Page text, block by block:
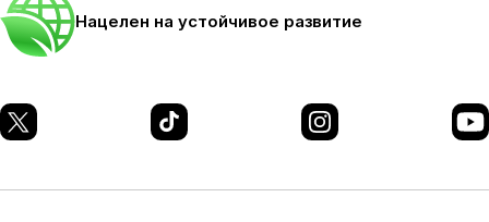
Нацелен на устойчивое развитие